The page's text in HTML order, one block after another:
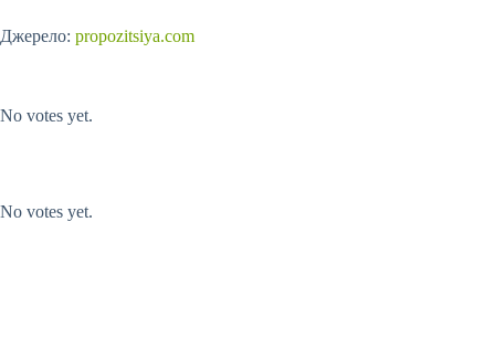
Джерело: propozitsiya.com
No votes yet.
No votes yet.